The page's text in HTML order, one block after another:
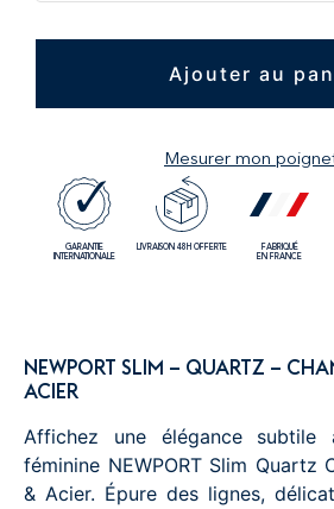
Ajouter au
Mesurer mon
GARANTIE
INTERNATIONALE
LIVRAISON 48H OFFERTE
FABRIQUÉ
EN FRANCE
NEWPORT SLIM – QUARTZ –
ACIER
Affichez une élégance subtile
féminine NEWPORT Slim Quartz
& Acier. Épure des lignes,